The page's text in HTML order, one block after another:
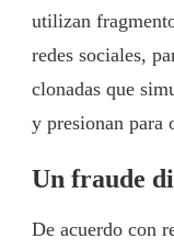
utilizan
redes sociales,
clonadas que
y presionan para
Un fraude
De acuerdo con